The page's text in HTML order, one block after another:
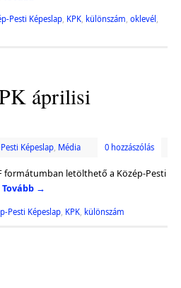
Pesti Képeslap, KPK, különszám oklevél
áprilisi
Képeslap, Média 0 hozzászólás
formátumban letölthető a Közép-Pesti
Tovább →
Pesti Képeslap, KPK, különszám